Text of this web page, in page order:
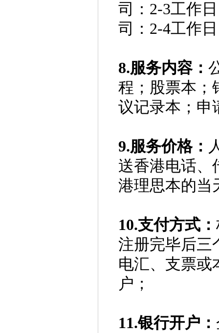
司：2-3工作
司：2-4工作
8.服务内容：
程；股票本；
议记录本；申
9.服务价格：
送香港电话、
港理思本的当
10.支付方式：
注册完毕后三
电汇、支票或
户；
11.银行开户：